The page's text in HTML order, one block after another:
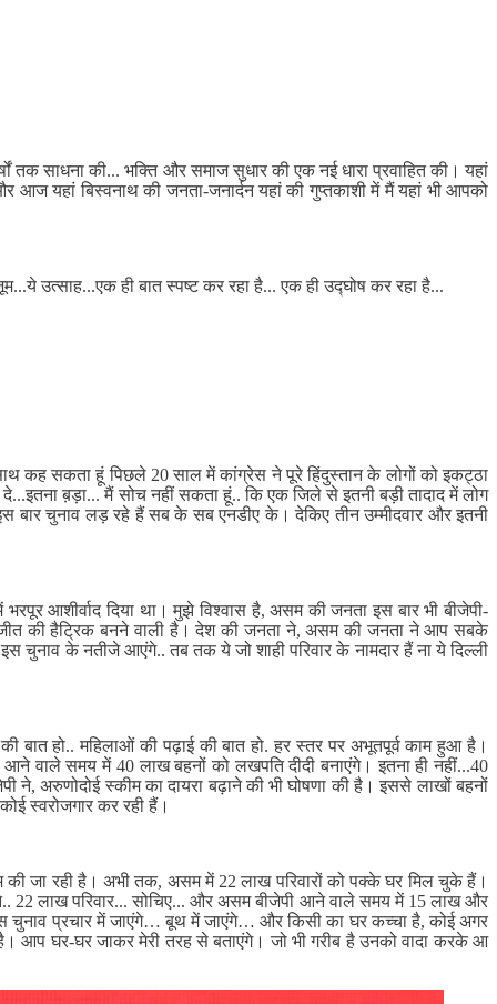
तक साधना की... भक्ति और समाज सुधार की एक नई धारा प्रवाहित की। यहां
यहां बिस्वनाथ की जनता-जनार्दन यहां की गुप्तकाशी में मैं यहां भी आपको
उत्साह...एक ही बात स्पष्ट कर रहा है... एक ही उद्घोष कर रहा है...
कह सकता हूं पिछले 20 साल में कांग्रेस ने पूरे हिंदुस्तान के लोगों को इकट्ठा
ब़ड़ा... मैं सोच नहीं सकता हूं.. कि एक जिले से इतनी बड़ी तादाद में लोग
चुनाव लड़ रहे हैं सब के सब एनडीए के। देकिए तीन उम्मीदवार और इतनी
आशीर्वाद दिया था। मुझे विश्वास है, असम की जनता इस बार भी बीजेपी-
जीत की हैट्रिक बनने वाली है। देश की जनता ने, असम की जनता ने आप सबके
चुनाव के नतीजे आएंगे.. तब तक ये जो शाही परिवार के नामदार हैं ना ये दिल्ली
बात हो.. महिलाओं की पढ़ाई की बात हो. हर स्तर पर अभूतपूर्व काम हुआ है।
वाले समय में 40 लाख बहनों को लखपति दीदी बनाएंगे। इतना ही नहीं...40
ने, अरुणोदोई स्कीम का दायरा बढ़ाने की भी घोषणा की है। इससे लाखों बहनों
स्वरोजगार कर रही हैं।
की जा रही है। अभी तक, असम में 22 लाख परिवारों को पक्के घर मिल चुके हैं।
22 लाख परिवार... सोचिए... और असम बीजेपी आने वाले समय में 15 लाख और
चुनाव प्रचार में जाएंगे… बूथ में जाएंगे… और किसी का घर कच्चा है, कोई अगर
आप घर-घर जाकर मेरी तरह से बताएंगे। जो भी गरीब है उनको वादा करके आ